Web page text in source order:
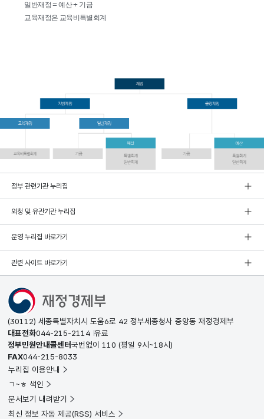
일반재정 = 예산 + 기금
교육재정은 교육비특별회계
정부 관련기관 누리집
외청 및 유관기관 누리집
운영 누리집 바로가기
관련 사이트 바로가기
(30112) 세종특별자치시 도움6로 42 정부세종청사 중앙동 재정경제부
대표전화044-215-2114 유료
정부민원안내콜센터국번없이 110 (평일 9시~18시)
FAX044-215-8033
누리집 이용안내
ㄱ~ㅎ 색인
문서보기 내려받기
최신 정보 자동 제공(RSS) 서비스